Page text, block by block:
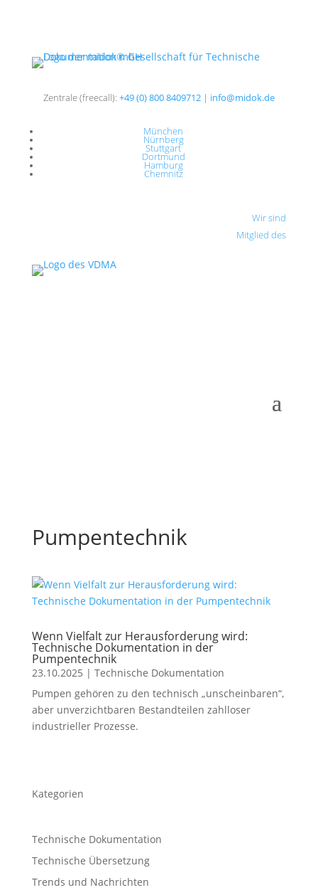
Zentrale (freecall): +49 (0) 800 8409712| info@midok.de
München
Nürnberg
Stuttgart
Dortmund
Hamburg
Chemnitz
Wir sind
Mitglied des
Pumpentechnik
Wenn Vielfalt zur Herausforderung wird:
Technische Dokumentation in der
Pumpentechnik
23.10.2025 | Technische Dokumentation
Pumpen gehören zu den technisch „unscheinbaren“,
aber unverzichtbaren Bestandteilen zahlloser
industrieller Prozesse.
Kategorien
Technische Dokumentation
Technische Übersetzung
Trends und Nachrichten